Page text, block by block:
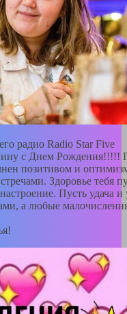
радио Radio Star Five
с Днем Рождения!!!!!
позитивом и
Здоровье тебя
Пусть удача и
а любые